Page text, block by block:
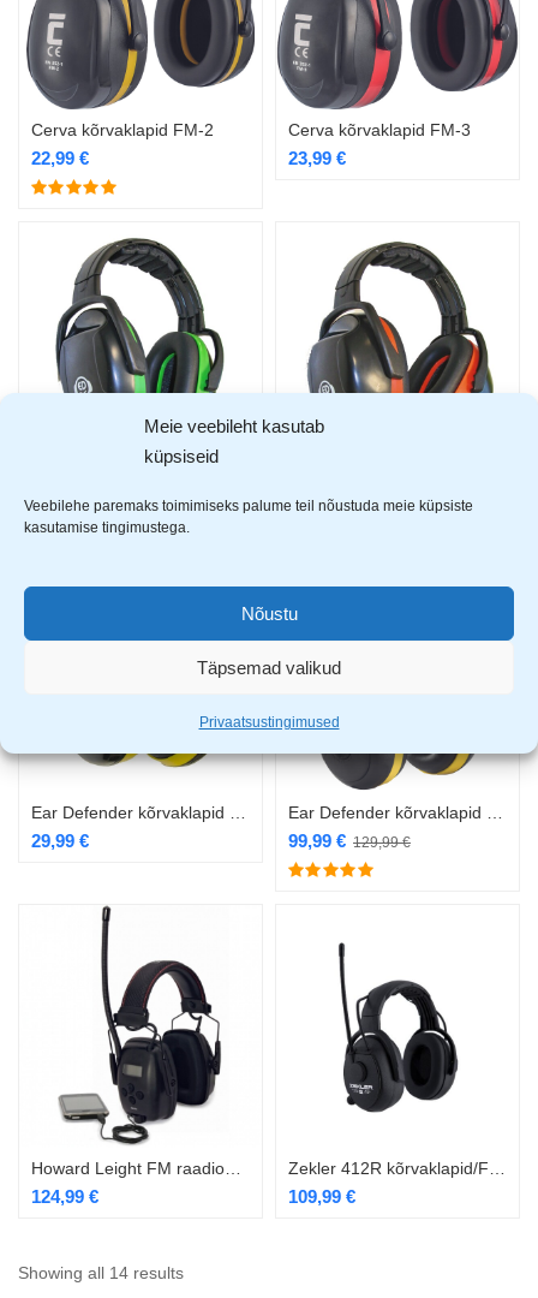
Meie veebileht kasutab
küpsiseid
Veebilehe paremaks toimimiseks palume teil nõustuda meie küpsiste
kasutamise tingimustega.
Nõustu
Täpsemad valikud
Privaatsustingimused
Cerva kõrvaklapid FM-2
22,99 €
Cerva kõrvaklapid FM-3
23,99 €
24,99€ 36,99€
29,99 €
-23%
129,99€
99,99 €
124,99 € 109,99 €
Showing all 14 results